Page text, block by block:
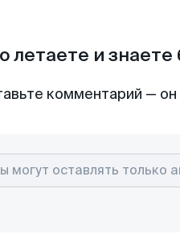
летаете и
комментарий —